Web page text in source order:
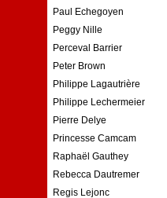
Paul Echegoyen
Peggy Nille
Perceval Barrier
Peter Brown
Philippe Lagautrière
Philippe Lechermeier
Pierre Delye
Princesse Camcam
Raphaël Gauthey
Rebecca Dautremer
Regis Lejonc